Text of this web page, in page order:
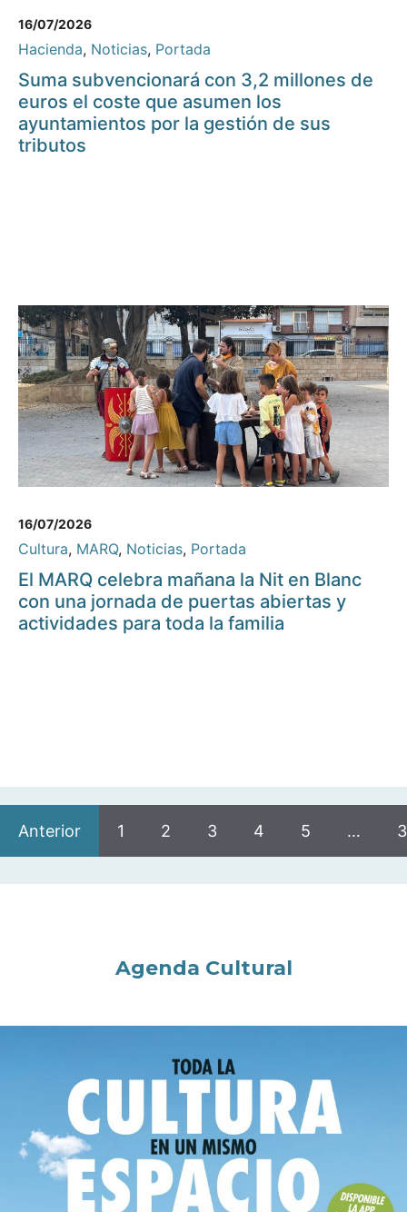
16/07/2026
Hacienda, Noticias, Portada
Suma subvencionará con 3,2 millones de
euros el coste que asumen los
ayuntamientos por la gestión de sus
tributos
16/07/2026
Cultura, MARQ, Noticias, Portada
El MARQ celebra mañana la Nit en Blanc
con una jornada de puertas abiertas y
actividades para toda la familia
Anterior 1 2 3 4 5 …
Agenda Cultural